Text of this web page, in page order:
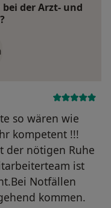
der Arzt- und
so wären wie
kompetent !!!
der nötigen Ruhe
ist
Notfällen
kommen.